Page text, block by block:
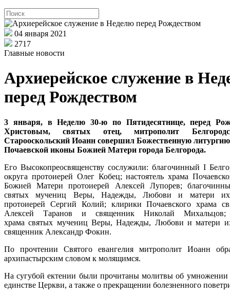
04 января 2021
2717
Главные новости
Архиерейское служение в
перед Рождеством
3 января, в Неделю 30-ю по Пятидесятнице, перед
Христовым, святых отец, митрополит
Старооскольский Иоанн совершил Божественную
Почаевской иконы Божией Матери города Белгорода.
Его Высокопреосвященству сослужили: благочинный I
округа протоиерей Олег Кобец; настоятель храма
Божией Матери протоиерей Алексей Лупорев;
святых мучениц Веры, Надежды, Любови и матери
протоиерей Сергий Колий; клирики Почаевского храма
Алексей Таранов и священник Николай Михальцов;
храмасвятых мучениц Веры, Надежды, Любови и матери
священник Александр Фокин.
По прочтении Святого евангелия митрополит Иоанн
архипастырским словом к молящимся.
На сугубой ектении были прочитаны молитвы об
единстве Церкви, а также о прекращении болезненного